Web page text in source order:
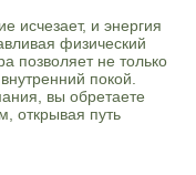
исчезает, и энергия
физический
позволяет не только
покой.
вы обретаете
открывая путь